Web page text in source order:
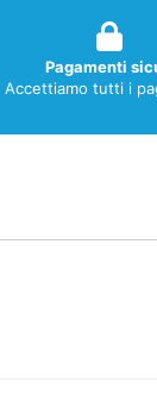
Pagamenti
Accettiamo tutti i